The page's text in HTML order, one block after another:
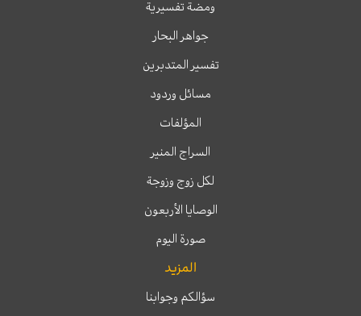
ومضة تفسيرية
جواهر البحار
تفسير المتدبرين
مسائل وردود
المؤلفات
السراج المنير
لكل زوج وزوجة
الوصايا الأربعون
صورة اليوم
المزيد
سؤالكم وجوابنا